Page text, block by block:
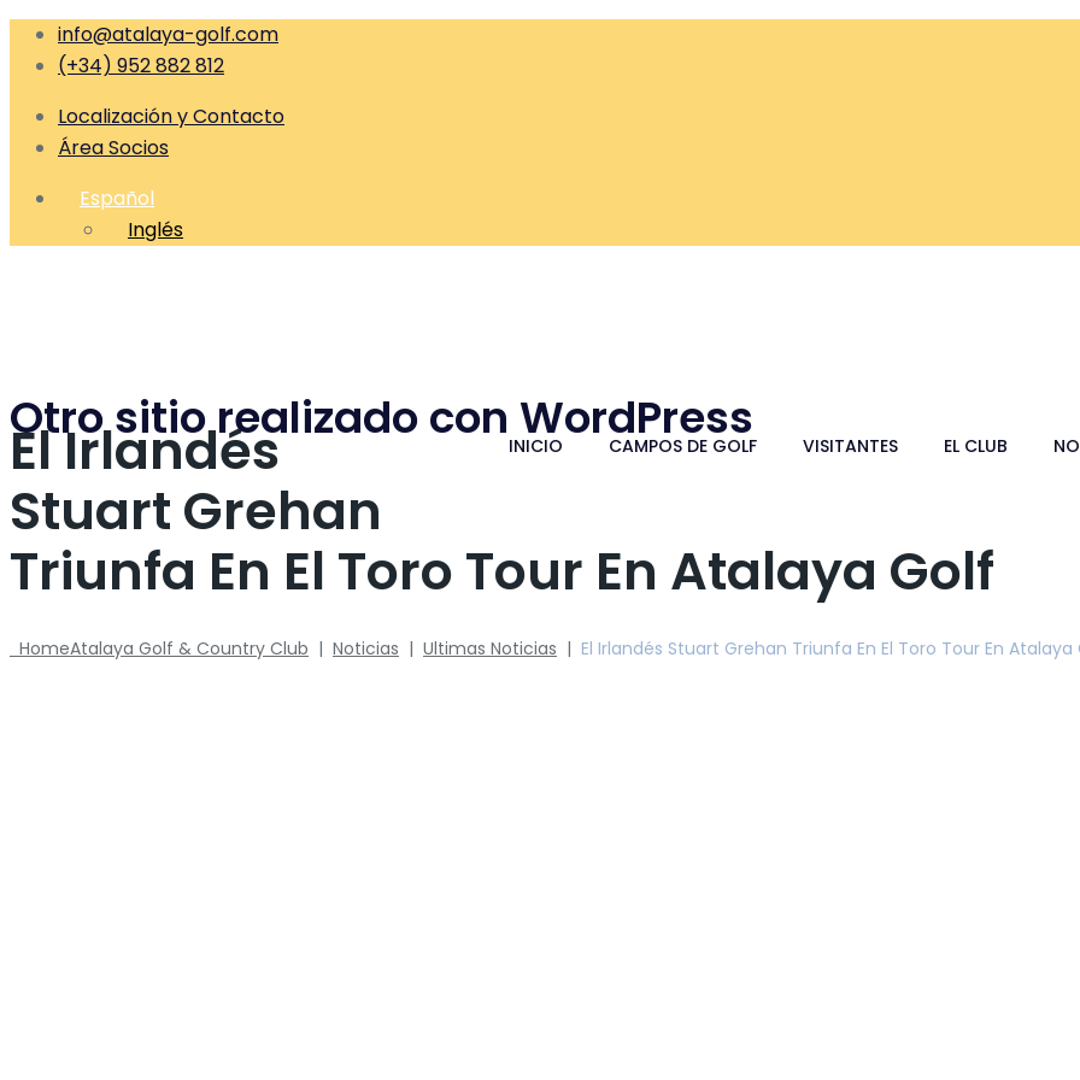
info@atalaya-golf.com
(+34) 952 882 812
Localización y Contacto
Área Socios
Español
Inglés
Otro sitio realizado con WordPress
INICIO CAMPOS DE GOLF VISITANTES EL CLUB
El Irlandés
Stuart Grehan
Triunfa En El Toro Tour En Atalaya Golf
HomeAtalaya Golf & Country Club | Noticias | Ultimas Noticias | El Irlandés Stuart Grehan Triunfa En El Toro Tour En Atalaya